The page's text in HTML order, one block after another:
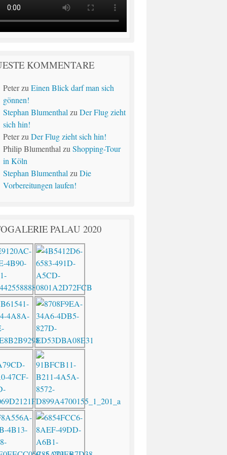
KOMMENTARE
PeterzuEinen Blick darf man sich
gönnen!
Stephan Blumenthal zuDer Flug zieht
sich hin!
PeterzuDer Flug zieht sich hin!
Philip Blumenthal zuShopping-Tour
in Köln
Stephan Blumenthal zuDie
Vorbereitungen laufen!
PALAU 2020